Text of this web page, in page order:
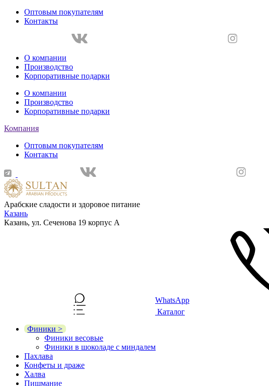
Оптовым покупателям
Контакты
О компании
Производство
Корпоративные подарки
О компании
Производство
Корпоративные подарки
Компания
Оптовым покупателям
Контакты
Арабские сладости и здоровое питание
Казань
Казань, ул. Сеченова 19 корпус А
WhatsApp
Каталог
Финики >
Финики весовые
Финики в шоколаде с миндалем
Пахлава
Конфеты и драже
Халва
Пишмание